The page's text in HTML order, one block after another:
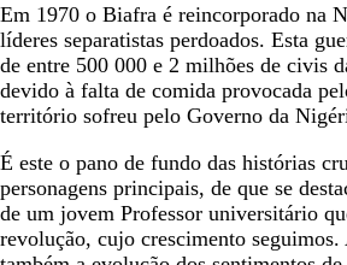
Em 1970 o Biafra é reincorporado na
líderes separatistas perdoados. Esta
de entre 500 000 e 2 milhões de civis
devido à falta de comida provocada
território sofreu pelo Governo da
É este o pano de fundo das histórias
personagens principais, de que se
de um jovem Professor universitário
revolução, cujo crescimento seguimos.